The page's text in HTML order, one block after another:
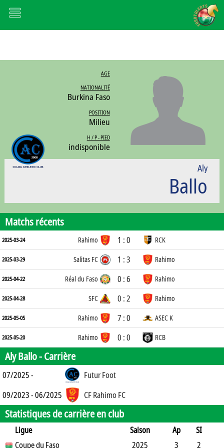
AGE
NATIONALITÉ
Burkina Faso
POSITION
Milieu
H / P - PIED
indisponible
Aly
Ballo
Matchs récents
2025-03-24 Rahimo 1 : 0 RCK
2025-03-29 Salitas FC 1 : 3 Rahimo
2025-04-22 Réal du Faso 0 : 6 Rahimo
2025-04-28 SFC 0 : 2 Rahimo
2025-05-05 Rahimo 7 : 0 ASEC K
2025-05-20 Rahimo 0 : 0 RCB
Aly Ballo -Carrière
07/2025 -
Futur Foot
09/2023 - 06/2025
CF Rahimo FC
Statistiques de carrière en club
Ligue Saison Ap
SI
SO
B B CR Min
Coupe du Faso 2025 3 2